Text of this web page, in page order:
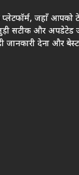
प्लेटफॉर्म, जहाँ आपको
सटीक और अपडेटेड
जानकारी देना और